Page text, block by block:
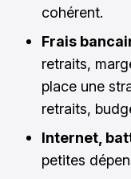
cohérent.
Frais
retraits,
place une
retraits,
Internet,
petites